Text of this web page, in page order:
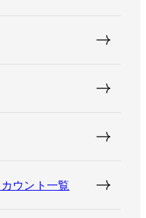
ウント一覧